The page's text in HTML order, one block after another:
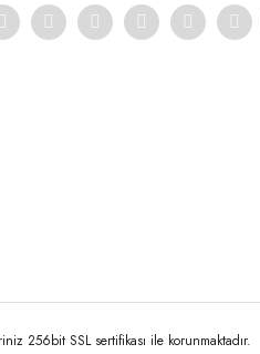
256bit SSL sertifikası ile korunmaktadır.